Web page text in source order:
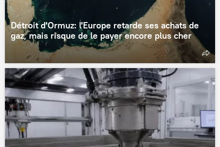
Détroit d'Ormuz: l'Europe retarde ses achats de
gaz, mais risque de le payer encore plus cher